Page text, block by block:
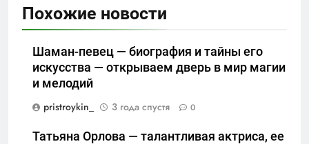
Похожие новости
Шаман-певец — биография и тайны его
искусства — открываем дверь в мир магии
и мелодий
pristroykin_
3 года спустя 0
Татьяна Орлова — талантливая актриса, ее